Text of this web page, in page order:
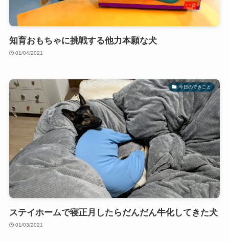
知育おもちゃに挑戦する他力本願な犬
01/04/2021
今日のできごと
ステイホームで寝正月したらだんだん牛化してきた犬
01/03/2021